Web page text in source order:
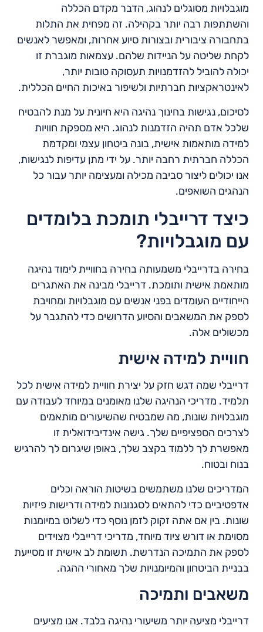
מוגבלויות מסוגלים לנהוג, הדבר מקדם הכללה
והשתתפות רבה יותר בקהילה. זה מפחית את התלות
בתחבורה ציבורית ובצורות סיוע אחרות, ומאפשר לאנשים
לקחת שליטה על הניידות שלהם. עצמאות מוגברת זו
יכולה להוביל להזדמנויות תעסוקה טובות יותר,
לאינטראקציות חברתיות ולשיפור באיכות החיים הכללית.
לסיכום, נגישות בחינוך נהיגה היא חיונית על מנת להבטיח
שלכל אדם תהיה הזדמנות לנהוג. היא מספקת חוויות
למידה מותאמות אישית, בונה ביטחון עצמי ומקדמת
הכללה חברתית רחבה יותר. על ידי מתן עדיפות לנגישות,
אנו יכולים ליצור סביבה מכילה ומעצימה יותר עבור כל
הנהגים השואפים.
כיצד דרייבלי תומכת בלומדים
עם מוגבלויות?
בחירה בדרייבלי משמעותה בחירה בחוויית לימוד נהיגה
מותאמת אישית ותומכת. דרייבלי מבינה את האתגרים
הייחודיים העומדים בפני אנשים עם מוגבלויות ומחויבת
לספק את המשאבים והסיוע הדרושים כדי להתגבר על
מכשולים אלה.
חוויית למידה אישית
דרייבלי שמה דגש חזק על יצירת חוויית למידה אישית לכל
תלמיד. מדריכי הנהיגה שלנו מאומנים במיוחד לעבודה עם
מוגבלויות שונות, מה שמבטיח שהשיעורים מותאמים
לצרכים הספציפיים שלך. גישה אינדיבידואלית זו
מאפשרת לך ללמוד בקצב שלך, באופן שיגרום לך להרגיש
בנוח ובטוח.
המדריכים שלנו משתמשים בשיטות הוראה וכלים
אדפטיביים כדי להתאים לסגנונות למידה ודרישות פיזיות
שונות. בין אם אתה זקוק לזמן נוסף כדי לשלוט במיומנות
מסוימת או דורש ציוד מיוחד, מדריכי דרייבלי מצוידים
לספק את התמיכה הנדרשת. תשומת לב אישית זו מסייעת
בבניית הביטחון והמיומנויות שלך מאחורי ההגה.
משאבים ותמיכה
דרייבלי מציעה יותר משיעורי נהיגה בלבד. אנו מציעים